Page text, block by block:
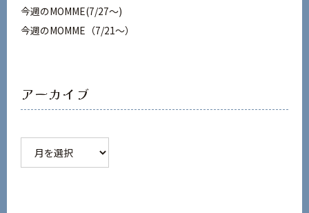
今週のMOMME(7/27〜)
今週のMOMME（7/21～）
アーカイブ